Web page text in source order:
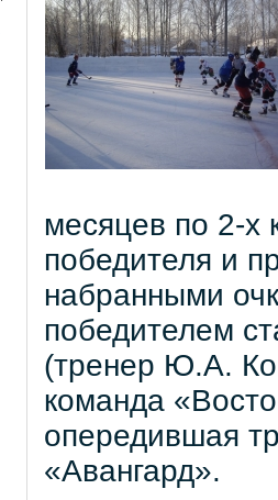
месяцев по 2-х
победителя и
набранными
победителем
(тренер Ю.А.
команда
опередившая
«Авангард».